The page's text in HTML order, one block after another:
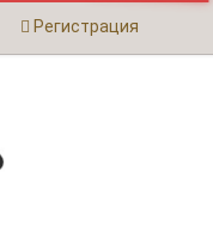
Регистрация